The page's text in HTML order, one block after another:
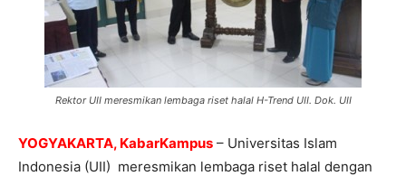
Rektor UII meresmikan lembaga riset halal H-Trend UII. Dok. UII
YOGYAKARTA, KabarKampus – Universitas Islam
Indonesia (UII) meresmikan lembaga riset halal dengan